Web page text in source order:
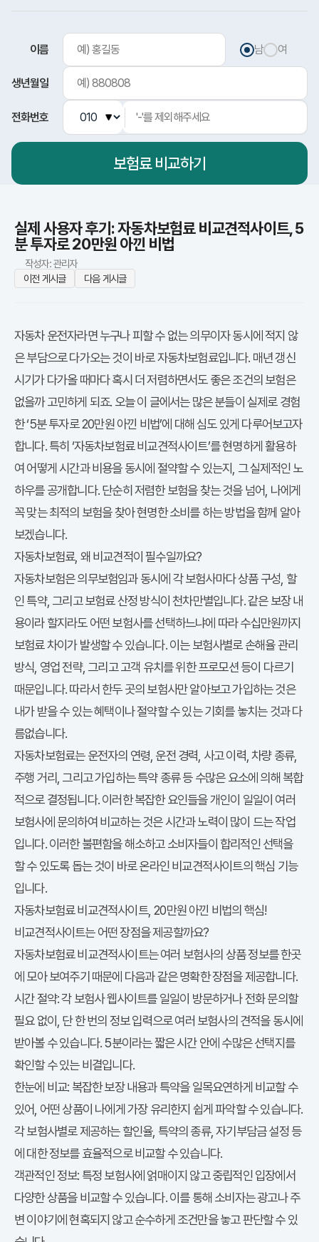
이름 남 여
생년월일
전화번호
보험료비교하기
실제 사용자 후기: 자동차보험료 비교견적사이트, 5
분 투자로 20만원 아낀 비법
작성자: 관리자
이전 게시글
다음 게시글
자동차 운전자라면 누구나 피할 수 없는 의무이자 동시에 적지 않
은 부담으로 다가오는 것이 바로 자동차보험료입니다. 매년 갱신
시기가 다가올 때마다 혹시 더 저렴하면서도 좋은 조건의 보험은
없을까 고민하게 되죠. 오늘 이 글에서는 많은 분들이 실제로 경험
한 ‘5분 투자로 20만원 아낀 비법’에 대해 심도 있게 다루어보고자
합니다. 특히 ‘자동차보험료 비교견적사이트’를 현명하게 활용하
여 어떻게 시간과 비용을 동시에 절약할 수 있는지, 그 실제적인 노
하우를 공개합니다. 단순히 저렴한 보험을 찾는 것을 넘어, 나에게
꼭 맞는 최적의 보험을 찾아 현명한 소비를 하는 방법을 함께 알아
보겠습니다.
자동차보험료, 왜 비교견적이 필수일까요?
자동차보험은 의무보험임과 동시에 각 보험사마다 상품 구성, 할
인 특약, 그리고 보험료 산정 방식이 천차만별입니다. 같은 보장 내
용이라 할지라도 어떤 보험사를 선택하느냐에 따라 수십만원까지
보험료 차이가 발생할 수 있습니다. 이는 보험사별로 손해율 관리
방식, 영업 전략, 그리고 고객 유치를 위한 프로모션 등이 다르기
때문입니다. 따라서 한두 곳의 보험사만 알아보고 가입하는 것은
내가 받을 수 있는 혜택이나 절약할 수 있는 기회를 놓치는 것과 다
름없습니다.
자동차보험료는 운전자의 연령, 운전 경력, 사고 이력, 차량 종류,
주행 거리, 그리고 가입하는 특약 종류 등 수많은 요소에 의해 복합
적으로 결정됩니다. 이러한 복잡한 요인들을 개인이 일일이 여러
보험사에 문의하여 비교하는 것은 시간과 노력이 많이 드는 작업
입니다. 이러한 불편함을 해소하고 소비자들이 합리적인 선택을
할 수 있도록 돕는 것이 바로 온라인 비교견적사이트의 핵심 기능
입니다.
자동차보험료 비교견적사이트, 20만원 아낀 비법의 핵심!
비교견적사이트는 어떤 장점을 제공할까요?
자동차보험료 비교견적사이트는 여러 보험사의 상품 정보를 한곳
에 모아 보여주기 때문에 다음과 같은 명확한 장점을 제공합니다.
시간 절약:각 보험사 웹사이트를 일일이 방문하거나 전화 문의할
필요 없이, 단 한 번의 정보 입력으로 여러 보험사의 견적을 동시에
받아볼 수 있습니다. 5분이라는 짧은 시간 안에 수많은 선택지를
확인할 수 있는 비결입니다.
한눈에 비교: 복잡한 보장 내용과 특약을 일목요연하게 비교할 수
있어, 어떤 상품이 나에게 가장 유리한지 쉽게 파악할 수 있습니다.
각 보험사별로 제공하는 할인율, 특약의 종류, 자기부담금 설정 등
에 대한 정보를 효율적으로 비교할 수 있습니다.
객관적인 정보: 특정 보험사에 얽매이지 않고 중립적인 입장에서
다양한 상품을 비교할 수 있습니다. 이를 통해 소비자는 광고나 주
변 이야기에 현혹되지 않고 순수하게 조건만을 놓고 판단할 수 있